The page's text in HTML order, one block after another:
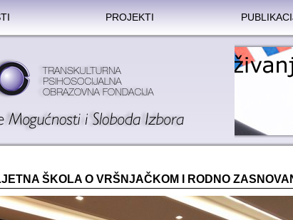
PROJEKTI
ŠKOLA O VRŠNJAČKOM I RODNO